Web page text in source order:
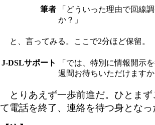
筆者
「どういった理由で回線
か？」
と、言ってみる。ここで2分ほど保留。
J-DSLサポート
「では、特別に情報開示
週間お待ちいただけます
とりあえず一歩前進だ。ひとまず
て電話を終了、連絡を待つ身となっ